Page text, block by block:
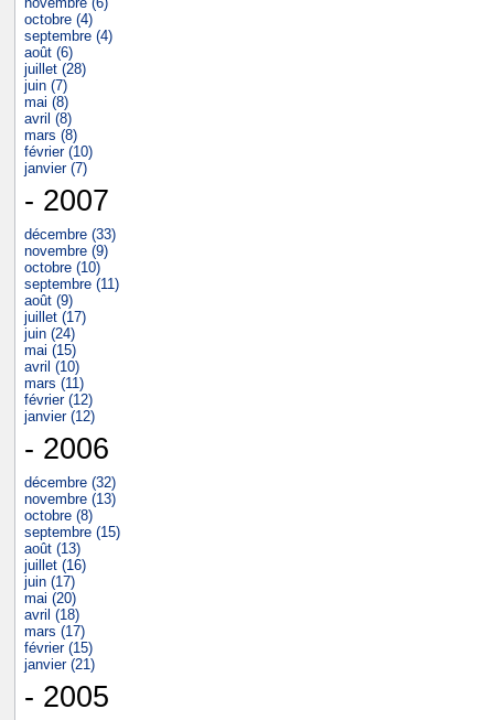
octobre (4)
septembre (4)
août (6)
juillet (28)
juin (7)
mai (8)
avril (8)
mars (8)
février (10)
janvier (7)
- 2007
décembre (33)
novembre (9)
octobre (10)
septembre (11)
août (9)
juillet (17)
juin (24)
mai (15)
avril (10)
mars (11)
février (12)
janvier (12)
- 2006
décembre (32)
novembre (13)
octobre (8)
septembre (15)
août (13)
juillet (16)
juin (17)
mai (20)
avril (18)
mars (17)
février (15)
janvier (21)
- 2005